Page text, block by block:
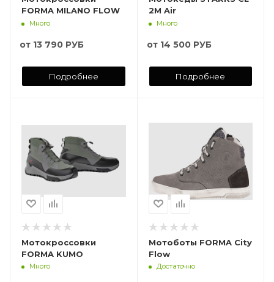
FORMA MILANO FLOW
Много
от 13 790 РУБ
Подробнее
2M Air
Много
от 14 500 РУБ
Подробнее
Мотокроссовки
FORMA KUMO
Много
Мотоботы FORMA City
Flow
Достаточно